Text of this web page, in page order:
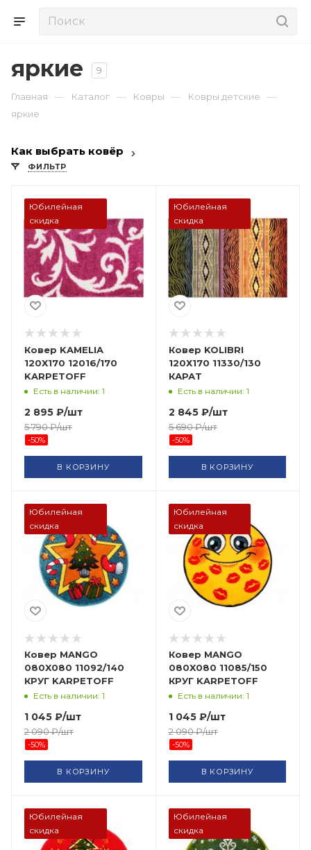
яркие 9
Главная — Каталог — Ковры — Ковры детские —
яркие
Как выбрать ковёр
ФИЛЬТР
Юбилейная
скидка
Ковер KAMELIA
120X170 12016/170
KARPETOFF
Есть в наличии: 1
2 895 ₽/шт
5 790₽/шт
-50%
В КОРЗИНУ
Юбилейная
скидка
Ковер KOLIBRI
120Х170 11330/130
КАРАТ
Есть в наличии: 1
2 845₽/шт
5 690₽/шт
-50%
В КОРЗИНУ
Юбилейная
скидка
Ковер MANGO
080X080 11092/140
КРУГ KARPETOFF
Есть в наличии: 1
1 045 ₽/шт
2 090₽/шт
-50%
В КОРЗИНУ
Юбилейная
скидка
Ковер MANGO
080X080 11085/150
КРУГ KARPETOFF
Есть в наличии: 1
1 045₽/шт
2 090₽/шт
-50%
В КОРЗИНУ
Юбилейная
скидка
Юбилейная
скидка